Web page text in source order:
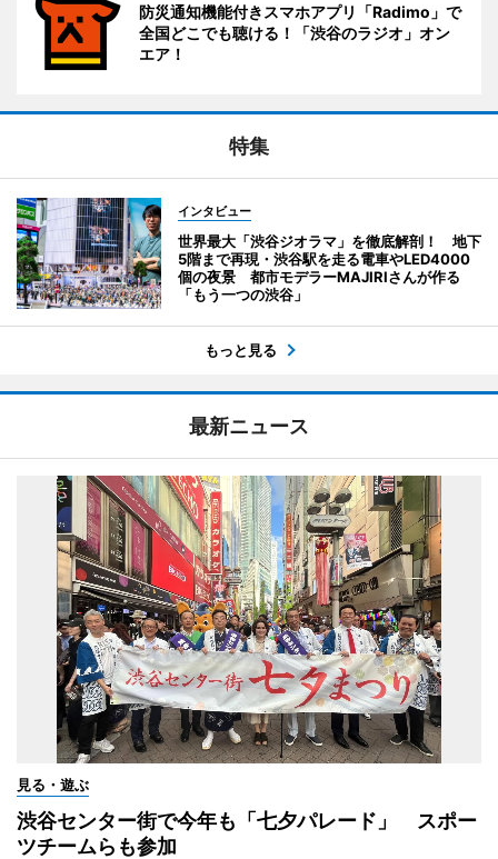
防災通知機能付きスマホアプリ「Radimo」で
全国どこでも聴ける！「渋谷のラジオ」オン
エア！
特集
インタビュー
世界最大「渋谷ジオラマ」を徹底解剖！ 地下
5階まで再現・渋谷駅を走る電車やLED4000
個の夜景 都市モデラーMAJIRIさんが作る
「もう一つの渋谷」
もっと見る
最新ニュース
見る・遊ぶ
渋谷センター街で今年も「七夕パレード」 スポー
ツチームらも参加